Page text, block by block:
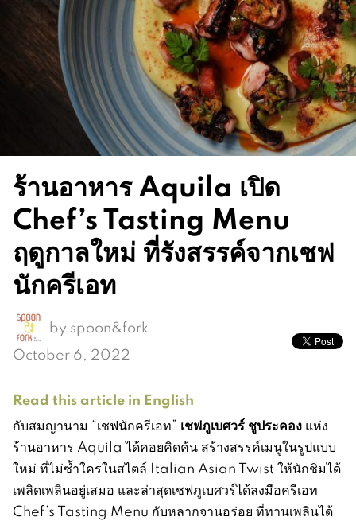
ร้านอาหาร Aquila เปิด
Chef’s Tasting Menu
ฤดูกาลใหม่ ที่รังสรรค์จากเชฟ
นักครีเอท
by spoon&fork
October 6, 2022
Read this article in English
กับสมญานาม “เชฟนักครีเอท” เชฟภูเบศวร์ ชูประคอง แห่ง
ร้านอาหาร Aquila ได้คอยคิดค้น สร้างสรรค์เมนูในรูปแบบ
ใหม่ ที่ไม่ซ้ำใครในสไตล์ Italian Asian Twist ให้นักชิมได้
เพลิดเพลินอยู่เสมอ และล่าสุดเชฟภูเบศวร์ได้ลงมือครีเอท
Chef’s Tasting Menu กับหลากจานอร่อย ที่ทานเพลินได้